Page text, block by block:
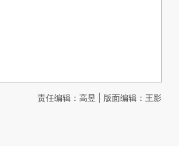
责任编辑：高昱 | 版面编辑：王影